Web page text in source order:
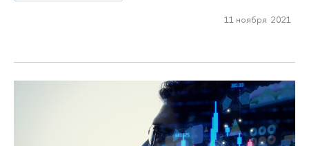
11 ноября 2021